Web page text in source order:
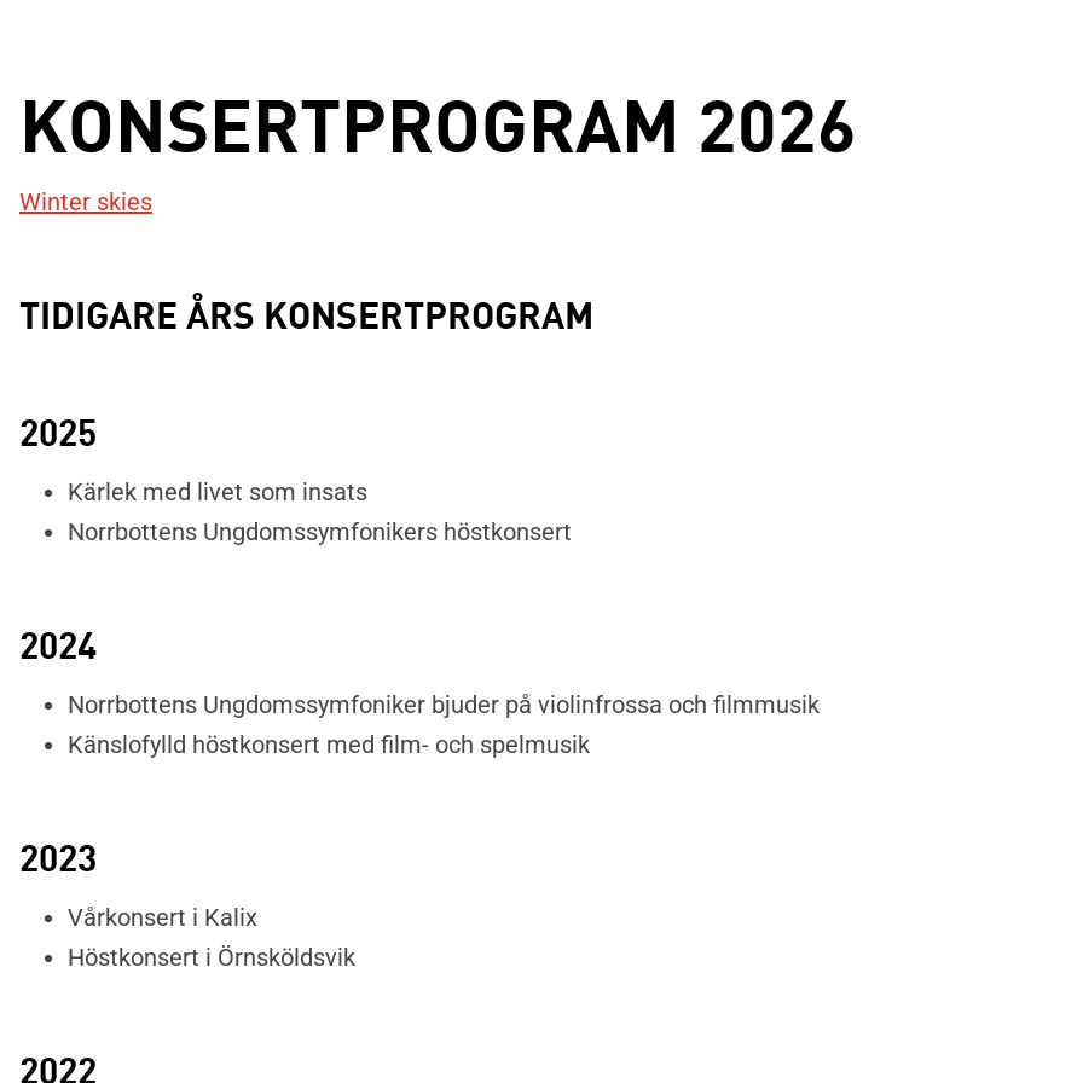
KONSERTPROGRAM 2026
Winter skies
TIDIGARE ÅRS KONSERTPROGRAM
2025
Kärlek med livet som insats
Norrbottens Ungdomssymfonikers höstkonsert
2024
Norrbottens Ungdomssymfoniker bjuder på violinfrossa och filmmusik
Känslofylld höstkonsert med film- och spelmusik
2023
Vårkonsert i Kalix
Höstkonsert i Örnsköldsvik
2022